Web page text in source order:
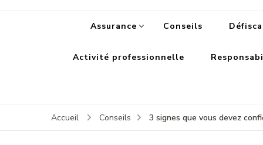
Assurance Conseils
Activité professionnelle
Accueil Conseils 3 signes que vous devez